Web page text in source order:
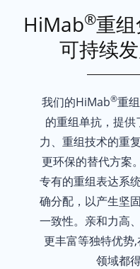
海洋守护者
成立于1876年，最初致力于
保护我们的冬天
POW致力于将户外运动爱好
HiMab®重
可持续
我们的HiMab®重
的重组单抗，提
力、重组技术的重
更环保的替代方案
专有的重组表达系
确分配，以产生坚
一致性。亲和力高
更丰富等独特优势
领域都